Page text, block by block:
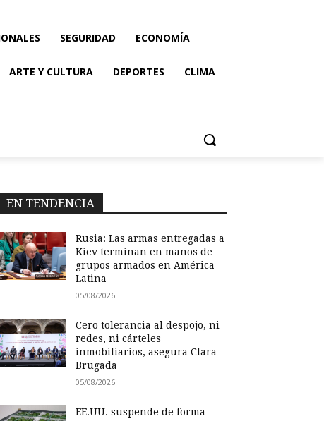
SEGURIDAD ECONOMÍA
ARTE Y CULTURA DEPORTES CLIMA
EN TENDENCIA
Rusia: Las armas entregadas a
Kiev terminan en manos de
grupos armados en América
Latina
05/08/2026
Cero tolerancia al despojo, ni
redes, ni cárteles
inmobiliarios, asegura Clara
Brugada
05/08/2026
EE.UU. suspende de forma